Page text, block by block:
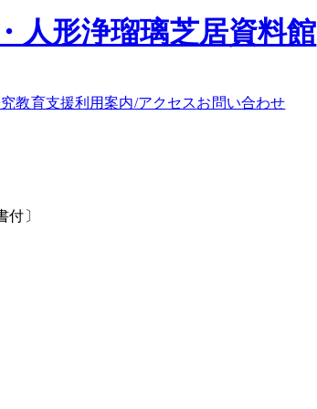
人形浄瑠璃芝居資料館
教育支援利用案内/アクセスお問い合わせ
付〕